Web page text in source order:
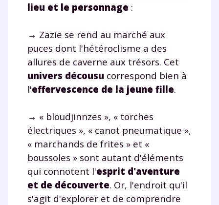
lieu et le personnage :
→ Zazie se rend au marché aux
puces dont l'hétéroclisme a des
allures de caverne aux trésors. Cet
univers décousu correspond bien à
l'effervescence de la jeune fille.
→ « bloudjinnzes », « torches
électriques », « canot pneumatique »,
« marchands de frites » et «
boussoles » sont autant d'éléments
qui connotent l'esprit d'aventure
et de découverte. Or, l'endroit qu'il
s'agit d'explorer et de comprendre